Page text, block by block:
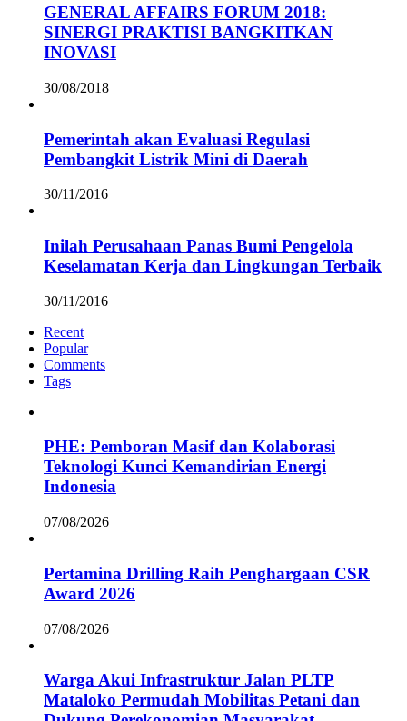
GENERAL AFFAIRS FORUM 2018:
SINERGI PRAKTISI BANGKITKAN
INOVASI
30/08/2018
Pemerintah akan Evaluasi Regulasi
Pembangkit Listrik Mini di Daerah
30/11/2016
Inilah Perusahaan Panas Bumi Pengelola
Keselamatan Kerja dan Lingkungan Terbaik
30/11/2016
Recent
Popular
Comments
Tags
PHE: Pemboran Masif dan Kolaborasi
Teknologi Kunci Kemandirian Energi
Indonesia
07/08/2026
Pertamina Drilling Raih Penghargaan CSR
Award 2026
07/08/2026
Warga Akui Infrastruktur Jalan PLTP
Mataloko Permudah Mobilitas Petani dan